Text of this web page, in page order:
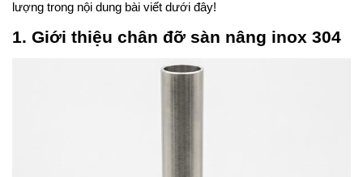
lượng trong nội dung bài viết dưới đây!
1. Giới thiệu chân đỡ sàn nâng inox 304